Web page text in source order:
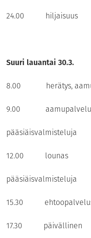
24.00 hiljaisuus
Suuri lauantai 30.3.
8.00 herätys,
9.00 aamupalvelus
pääsiäisvalmisteluja
12.00 lounas
pääsiäisvalmisteluja
15.30 ehtoopalvelus
17.30 päivällinen